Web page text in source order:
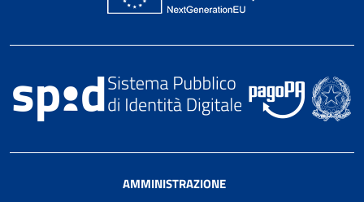
AMMINISTRAZIONE